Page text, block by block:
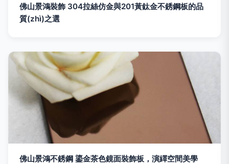
佛山景鴻裝飾 304拉絲仿金與201黃鈦金不銹鋼板的品
質(zhì)之選
佛山景鴻不銹鋼 鎏金茶色鏡面裝飾板，演繹空間美學